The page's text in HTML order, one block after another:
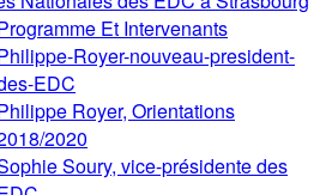
Et Intervenants
Royer-nouveau-president-
EDC
Royer, Orientations
2020
Soury, vice-présidente des